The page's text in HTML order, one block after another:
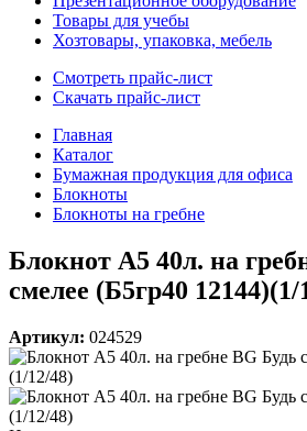
Товары для учебы
Хозтовары, упаковка, мебель
Смотреть прайс-лист
Скачать прайс-лист
Главная
Каталог
Бумажная продукция для офиса
Блокноты
Блокноты на гребне
Блокнот А5 40л. на
смелее (Б5гр40 12144)(1/
Артикул: 024529